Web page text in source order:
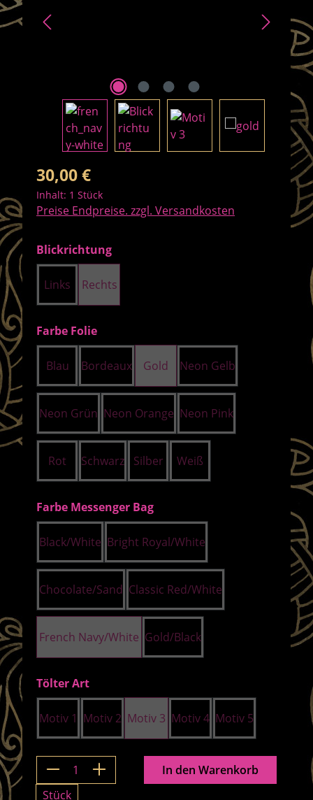
Regulärer Preis:
30,00 €
Inhalt: 1 Stück
Preise Endpreise. zzgl. Versandkosten
Blickrichtungauswählen
Links Rechts
Farbe Folieauswählen
Blau Bordeaux Gold Neon Gelb
Neon Grün Neon Orange Neon Pink
Rot Schwarz Silber Weiß
Farbe Messenger Bagauswählen
Black/White Bright Royal/White
Chocolate/Sand Classic Red/White
French Navy/White Gold/Black
Tölter Artauswählen
Motiv 1 Motiv 2 Motiv 3 Motiv 4 Motiv 5
Produkt Anzahl: Gib den
Stück
In den Warenkorb